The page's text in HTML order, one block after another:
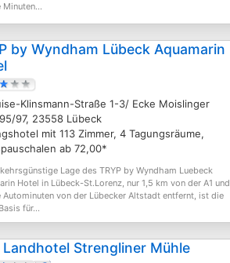
Minuten...
by Wyndham Lübeck Aquamarin
Klinsmann-Straße 1-3/ Ecke Moislinger
97, 23558 Lübeck
mit 113 Zimmer, 4 Tagungsräume,
ab 72,00*
Lage des TRYP by Wyndham Luebeck
Hotel in Lübeck-St.Lorenz, nur 1,5 km von der A1 und
Autominuten von der Lübecker Altstadt entfernt, ist die
für...
Landhotel Strengliner Mühle